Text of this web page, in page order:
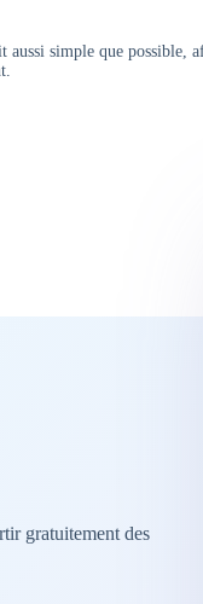
simple que
gratuitement des